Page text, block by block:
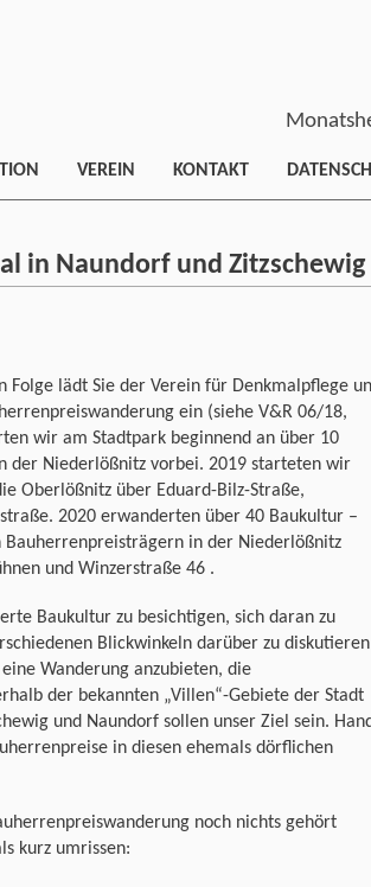
VEREIN KONTAKT
in Naundorf und Zitzschewig
Folge lädt Sie der Verein für Denkmalpflege
ein (siehe V&R 06/18,
wir am Stadtpark beginnend an über 10
der Niederlößnitz vorbei. 2019 starteten wir
Oberlößnitz über Eduard-Bilz-Straße,
2020 erwanderten über 40 Baukultur –
Bauherrenpreisträgern in der Niederlößnitz
und Winzerstraße 46 .
Baukultur zu besichtigen, sich daran zu
Blickwinkeln darüber zu
Wanderung anzubieten, die
der bekannten „Villen“-Gebiete der Stadt
und Naundorf sollen unser Ziel sein.
in diesen ehemals dörflichen
noch nichts gehört
kurz umrissen: